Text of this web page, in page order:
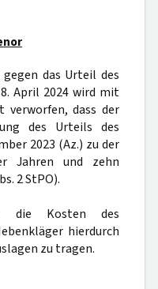
das Urteil des
April 2024 wird mit
verworfen, dass der
des Urteils des
2023 (Az.) zu der
Jahren und zehn
2 StPO).
die Kosten des
hierdurch
zu tragen.